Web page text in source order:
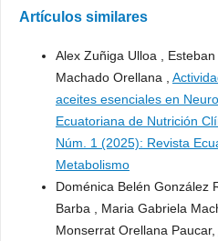
Artículos similares
Alex Zuñiga Ulloa ,
Machado Orellana ,
aceites esenciales en
Ecuatoriana de Nutrición
Núm. 1 (2025): Revista
Metabolismo
Doménica Belén González
Barba , Maria Gabriela
Monserrat Orellana Paucar,